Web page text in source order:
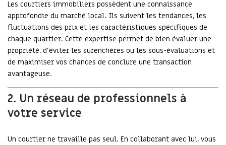
Les courtiers immobiliers possèdent une connaissance
approfondie du marché local. Ils suivent les tendances, les
fluctuations des prix et les caractéristiques spécifiques de
chaque quartier. Cette expertise permet de bien évaluer une
propriété, d’éviter les surenchères ou les sous-évaluations et
de maximiser vos chances de conclure une transaction
avantageuse.
2. Un réseau de professionnels à
votre service
Un courtier ne travaille pas seul. En collaborant avec lui, vous